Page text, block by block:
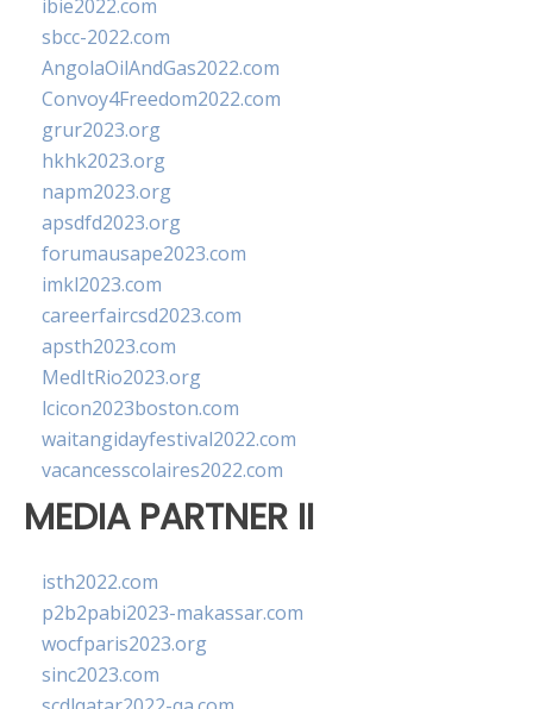
ibie2022.com
sbcc-2022.com
AngolaOilAndGas2022.com
Convoy4Freedom2022.com
grur2023.org
hkhk2023.org
napm2023.org
apsdfd2023.org
forumausape2023.com
imkl2023.com
careerfaircsd2023.com
apsth2023.com
MedItRio2023.org
lcicon2023boston.com
waitangidayfestival2022.com
vacancesscolaires2022.com
MEDIA PARTNER II
isth2022.com
p2b2pabi2023-makassar.com
wocfparis2023.org
sinc2023.com